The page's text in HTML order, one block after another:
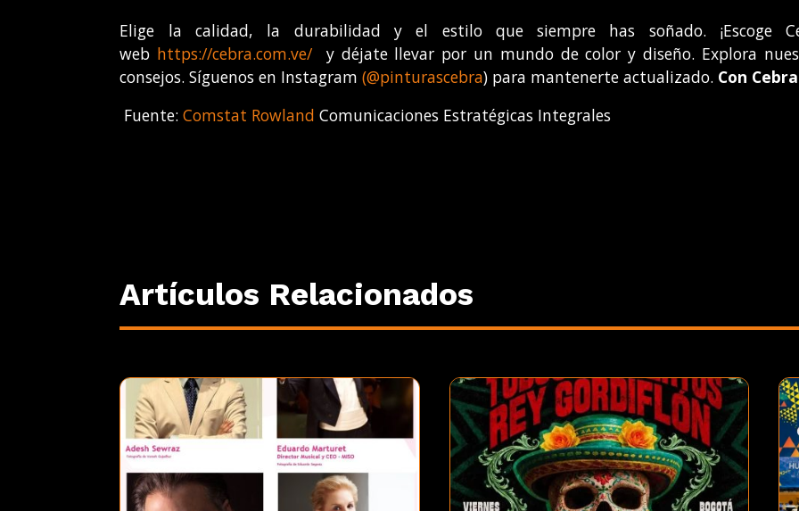
Elige la calidad, la durabilidad y el estilo que siempre has soñado. ¡Escoge
web https://cebra.com.ve/ y déjate llevar por un mundo de color y diseño. Explora
consejos. Síguenos en Instagram(@pinturascebra) para mantenerte actualizado. Con
Fuente:Comstat Rowland Comunicaciones Estratégicas Integrales
Artículos Relacionados